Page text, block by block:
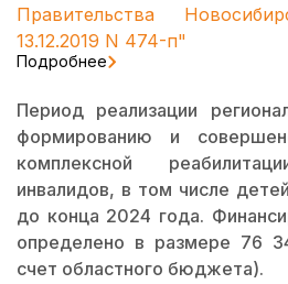
Правительства
13.12.2019 N 474-п"
Подробнее
Период реализации
формированию и
комплексной
инвалидов, в том числе
до конца 2024 года.
определено в размере 76
счет областного бюджета).